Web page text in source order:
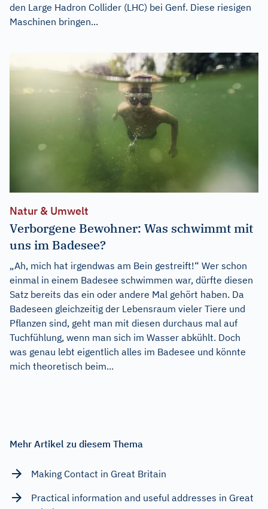
den Large Hadron Collider (LHC) bei Genf. Diese riesigen
Maschinen bringen...
Natur & Umwelt
Verborgene Bewohner: Was schwimmt mit
uns im Badesee?
„Ah, mich hat irgendwas am Bein gestreift!“ Wer schon
einmal in einem Badesee schwimmen war, dürfte diesen
Satz bereits das ein oder andere Mal gehört haben. Da
Badeseen gleichzeitig der Lebensraum vieler Tiere und
Pflanzen sind, geht man mit diesen durchaus mal auf
Tuchfühlung, wenn man sich im Wasser abkühlt. Doch
was genau lebt eigentlich alles im Badesee und könnte
mich theoretisch beim...
Mehr Artikel zu diesem Thema
Making Contact in Great Britain
Practical information and useful addresses in Great